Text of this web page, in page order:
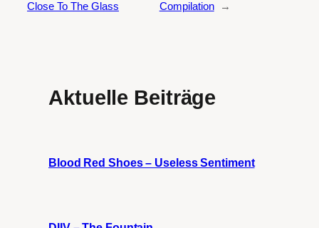
Close To The Glass
Compilation
→
Aktuelle Beiträge
Blood Red Shoes – Useless Sentiment